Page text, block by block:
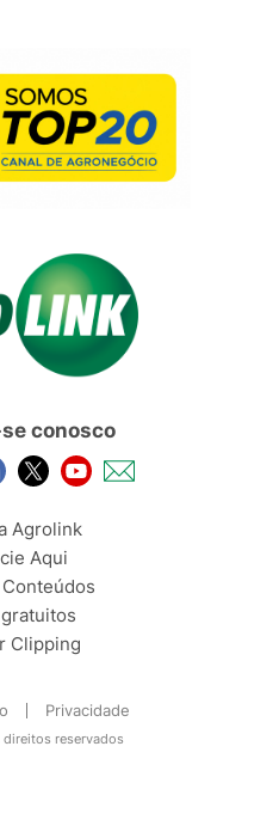
conosco
Agrolink
Aqui
Clipping
Privacidade
reservados